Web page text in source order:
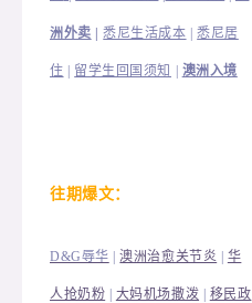
洲外卖 | 悉尼生活成本 |悉尼居
住 | 留学生回国须知 | 澳洲入境
往期爆文：
D&G辱华 |澳洲治愈关节炎 华
人抢奶粉 大妈机场撒泼 移民政